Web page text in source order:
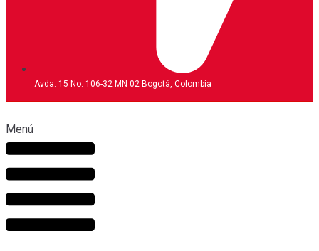
Avda. 15 No. 106-32 MN 02 Bogotá, Colombia
Menú